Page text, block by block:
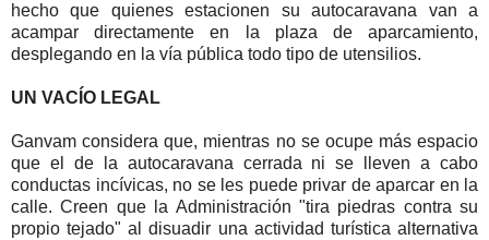
hecho que quienes estacionen su autocaravana van a
acampar directamente en la plaza de aparcamiento,
desplegando en la vía pública todo tipo de utensilios.
UN VACÍO LEGAL
Ganvam considera que, mientras no se ocupe más espacio
que el de la autocaravana cerrada ni se lleven a cabo
conductas incívicas, no se les puede privar de aparcar en la
calle. Creen que la Administración "tira piedras contra su
propio tejado" al disuadir una actividad turística alternativa